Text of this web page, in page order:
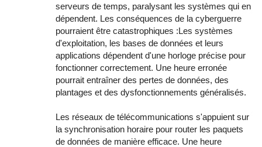
serveurs de temps, paralysant les systèmes qui en
dépendent. Les conséquences de la cyberguerre
pourraient être catastrophiques :Les systèmes
d'exploitation, les bases de données et leurs
applications dépendent d'une horloge précise pour
fonctionner correctement. Une heure erronée
pourrait entraîner des pertes de données, des
plantages et des dysfonctionnements généralisés.
Les réseaux de télécommunications s'appuient sur
la synchronisation horaire pour router les paquets
de données de manière efficace. Une heure